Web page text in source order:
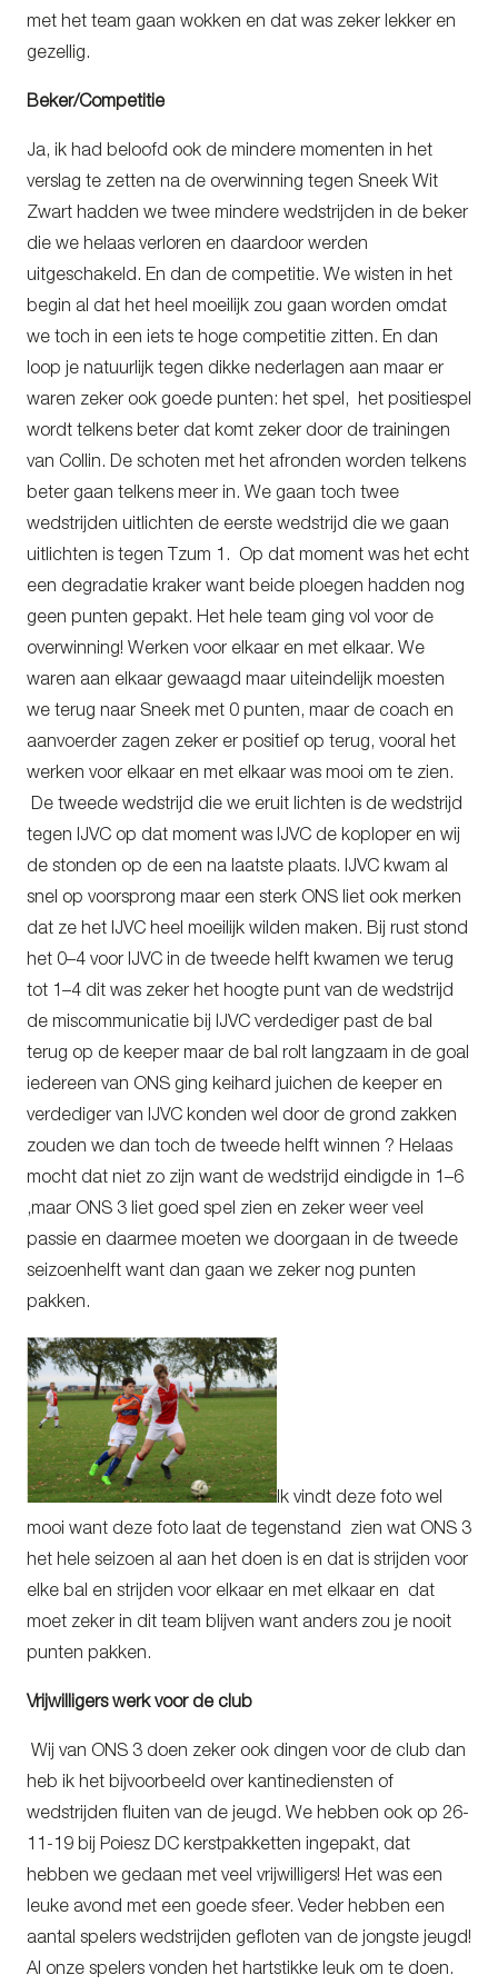
met het team gaan wokken en dat was zeker lekker en
gezellig.
Beker/Competitie
Ja, ik had beloofd ook de mindere momenten in het
verslag te zetten na de overwinning tegen Sneek Wit
Zwart hadden we twee mindere wedstrijden in de beker
die we helaas verloren en daardoor werden
uitgeschakeld. En dan de competitie. We wisten in het
begin al dat het heel moeilijk zou gaan worden omdat
we toch in een iets te hoge competitie zitten. En dan
loop je natuurlijk tegen dikke nederlagen aan maar er
waren zeker ook goede punten: het spel, het positiespel
wordt telkens beter dat komt zeker door de trainingen
van Collin. De schoten met het afronden worden telkens
beter gaan telkens meer in. We gaan toch twee
wedstrijden uitlichten de eerste wedstrijd die we gaan
uitlichten is tegen Tzum 1. Op dat moment was het echt
een degradatie kraker want beide ploegen hadden nog
geen punten gepakt. Het hele team ging vol voor de
overwinning! Werken voor elkaar en met elkaar. We
waren aan elkaar gewaagd maar uiteindelijk moesten
we terug naar Sneek met 0 punten, maar de coach en
aanvoerder zagen zeker er positief op terug, vooral het
werken voor elkaar en met elkaar was mooi om te zien.
De tweede wedstrijd die we eruit lichten is de wedstrijd
tegen IJVC op dat moment was IJVC de koploper en wij
de stonden op de een na laatste plaats. IJVC kwam al
snel op voorsprong maar een sterk ONS liet ook merken
dat ze het IJVC heel moeilijk wilden maken. Bij rust stond
het 0–4 voor IJVC in de tweede helft kwamen we terug
tot 1–4 dit was zeker het hoogte punt van de wedstrijd
de miscommunicatie bij IJVC verdediger past de bal
terug op de keeper maar de bal rolt langzaam in de goal
iedereen van ONS ging keihard juichen de keeper en
verdediger van IJVC konden wel door de grond zakken
zouden we dan toch de tweede helft winnen ? Helaas
mocht dat niet zo zijn want de wedstrijd eindigde in 1–6
,maar ONS 3 liet goed spel zien en zeker weer veel
passie en daarmee moeten we doorgaan in de tweede
seizoenhelft want dan gaan we zeker nog punten
pakken.
Ik vindt deze foto wel
mooi want deze foto laat de tegenstand zien wat ONS 3
het hele seizoen al aan het doen is en dat is strijden voor
elke bal en strijden voor elkaar en met elkaar en dat
moet zeker in dit team blijven want anders zou je nooit
punten pakken.
Vrijwilligers werk voor de club
Wij van ONS 3 doen zeker ook dingen voor de club dan
heb ik het bijvoorbeeld over kantinediensten of
wedstrijden fluiten van de jeugd. We hebben ook op 26-
11-19 bij Poiesz DC kerstpakketten ingepakt, dat
hebben we gedaan met veel vrijwilligers! Het was een
leuke avond met een goede sfeer. Veder hebben een
aantal spelers wedstrijden gefloten van de jongste jeugd!
Al onze spelers vonden het hartstikke leuk om te doen.